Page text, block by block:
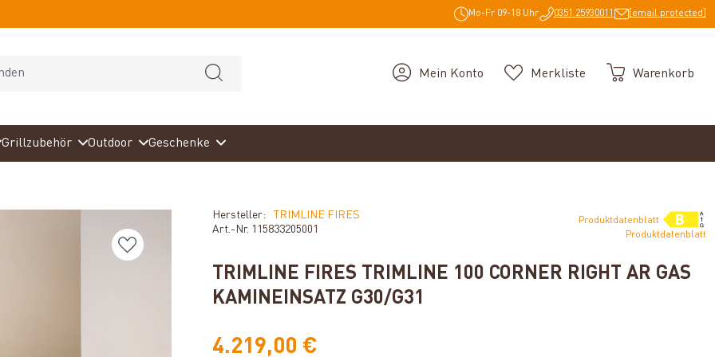
Mo-Fr 09-18 Uhr 0351 25930011 [email protected]
Mein Konto Merkliste Warenkorb
Grillzubehör Outdoor Geschenke
Hersteller:
TRIMLINE FIRES
Art.-Nr. 115833205001
Produktdatenblatt
Produktdatenblatt
TRIMLINE FIRES TRIMLINE 100 CORNER RIGHT AR GAS
KAMINEINSATZ G30/G31
4.219,00 €